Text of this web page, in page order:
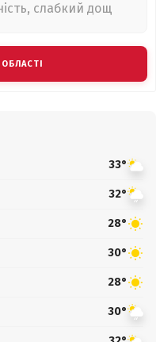
слабкий дощ
33°
32°
28°
30°
28°
30°